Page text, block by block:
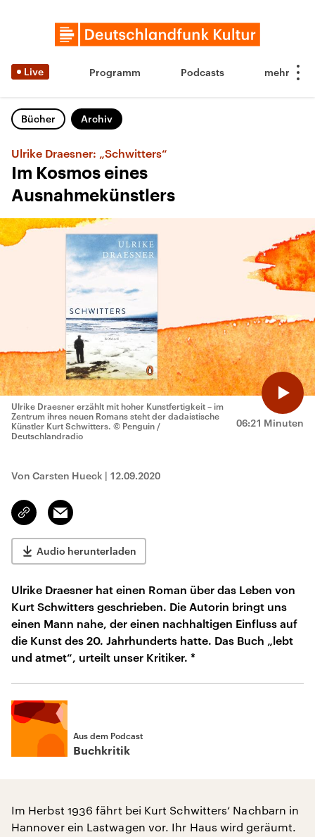
Live Programm Podcasts
Bücher Archiv
Ulrike Draesner: „Schwitters“
Im Kosmos eines
Ausnahmekünstlers
06:21 Minuten
Ulrike Draesner erzählt mit hoher Kunstfertigkeit – im
Zentrum ihres neuen Romans steht der dadaistische
Künstler Kurt Schwitters. © Penguin /
Deutschlandradio
Von Carsten Hueck | 12.09.2020
Link
kopieren/teilen
Email
Audio herunterladen
Ulrike Draesner hat einen Roman über das Leben von
Kurt Schwitters geschrieben. Die Autorin bringt uns
einen Mann nahe, der einen nachhaltigen Einfluss auf
die Kunst des 20. Jahrhunderts hatte. Das Buch „lebt
und atmet“, urteilt unser Kritiker. *
Aus dem Podcast
Buchkritik
Im Herbst 1936 fährt bei Kurt Schwitters‘ Nachbarn in
Hannover ein Lastwagen vor. Ihr Haus wird geräumt.